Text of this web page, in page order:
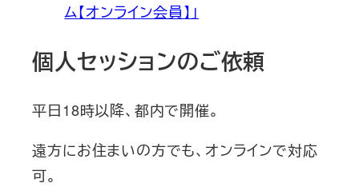
ム【オンライン会員】」
個人セッションのご依頼
平日18時以降、都内で開催。
遠方にお住まいの方でも、オンラインで対応
可。